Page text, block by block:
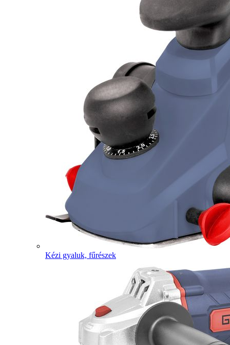
Kézi gyaluk, fűrészek